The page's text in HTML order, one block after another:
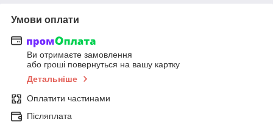
Умови оплати
Ви отримаєте замовлення
або гроші повернуться на вашу картку
Детальніше
Оплатити частинами
Післяплата